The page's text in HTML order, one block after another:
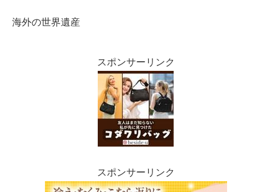
海外の世界遺産
スポンサーリンク
スポンサーリンク